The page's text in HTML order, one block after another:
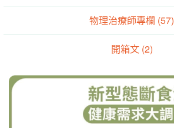
物理治療師專欄 (57)
開箱文 (2)